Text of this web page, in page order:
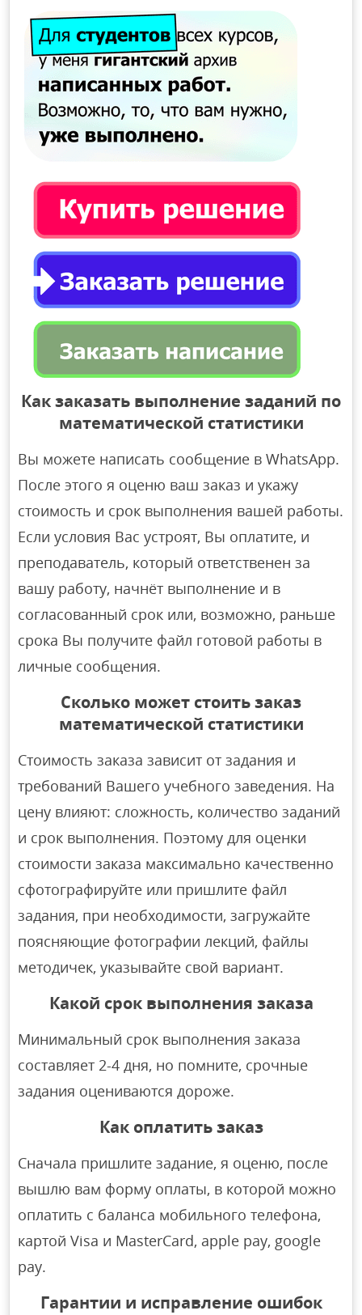
Как заказать выполнение заданий по
математической статистики
Вы можете написать сообщение в WhatsApp.
После этого я оценю ваш заказ и укажу
стоимость и срок выполнения вашей работы.
Если условия Вас устроят, Вы оплатите, и
преподаватель, который ответственен за
вашу работу, начнёт выполнение и в
согласованный срок или, возможно, раньше
срока Вы получите файл готовой работы в
личные сообщения.
Сколько может стоить заказ
математической статистики
Стоимость заказа зависит от задания и
требований Вашего учебного заведения. На
цену влияют: сложность, количество заданий
и срок выполнения. Поэтому для оценки
стоимости заказа максимально качественно
сфотографируйте или пришлите файл
задания, при необходимости, загружайте
поясняющие фотографии лекций, файлы
методичек, указывайте свой вариант.
Какой срок выполнения заказа
Минимальный срок выполнения заказа
составляет 2-4 дня, но помните, срочные
задания оцениваются дороже.
Как оплатить заказ
Сначала пришлите задание, я оценю, после
вышлю вам форму оплаты, в которой можно
оплатить с баланса мобильного телефона,
картой Visa и MasterCard, apple pay, google
pay.
Гарантии и исправление ошибок